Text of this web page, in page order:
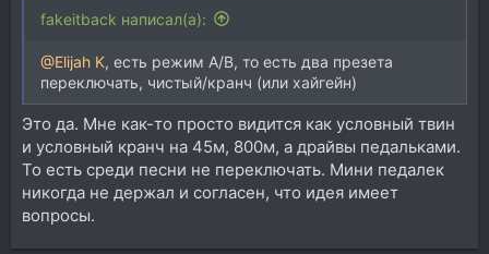
fakeitback написал(а):
@Elijah K, есть режим A/B, то есть два презета
переключать, чистый/кранч (или хайгейн)
Это да. Мне как-то просто видится как условный твин
и условный кранч на 45м, 800м, а драйвы педальками.
То есть среди песни не переключать. Мини педалек
никогда не держал и согласен, что идея имеет
вопросы.